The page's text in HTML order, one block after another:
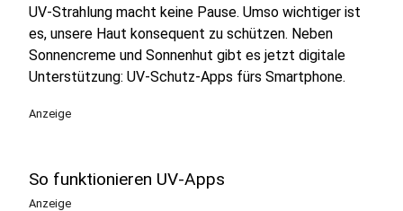
UV-Strahlung macht keine Pause. Umso wichtiger ist
es, unsere Haut konsequent zu schützen. Neben
Sonnencreme und Sonnenhut gibt es jetzt digitale
Unterstützung: UV-Schutz-Apps fürs Smartphone.
Anzeige
So funktionieren UV-Apps
Anzeige